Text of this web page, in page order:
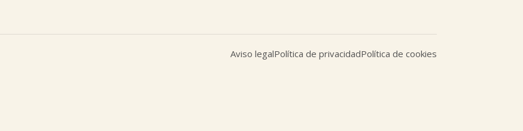
Aviso legalPolítica de privacidadPolítica de cookies